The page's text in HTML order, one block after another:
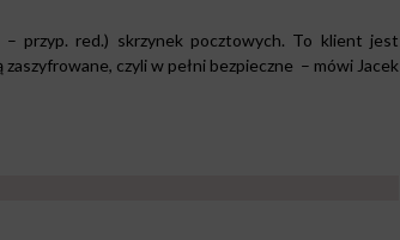
– przyp. red.) skrzynek pocztowych. To klient jest
czyli w pełni bezpieczne – mówi Jacek